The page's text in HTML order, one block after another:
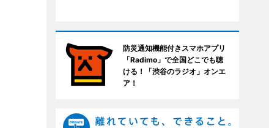
防災通知機能付きスマホアプリ
「Radimo」で全国どこでも聴
ける！「渋谷のラジオ」オンエ
ア！